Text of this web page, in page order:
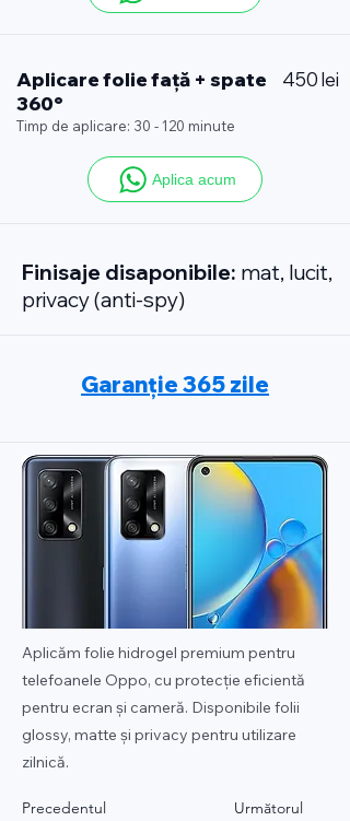
Aplicare folie față + spate
360°
450 lei
Timp de aplicare: 30 - 120 minute
Aplica acum
Finisaje disaponibile: mat, lucit,
privacy (anti-spy)
Garanție 365 zile
Aplicăm folie hidrogel premium pentru
telefoanele Oppo, cu protecție eficientă
pentru ecran și cameră. Disponibile folii
glossy, matte și privacy pentru utilizare
zilnică.
Precedentul Următorul